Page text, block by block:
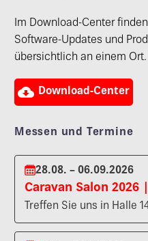
Im Download-Center
Software-Updates und
übersichtlich an einem Ort.
 Download-Center
Messen und Termine
28.08. – 06.09.2026
Caravan Salon 2026
Treffen Sie uns in Halle